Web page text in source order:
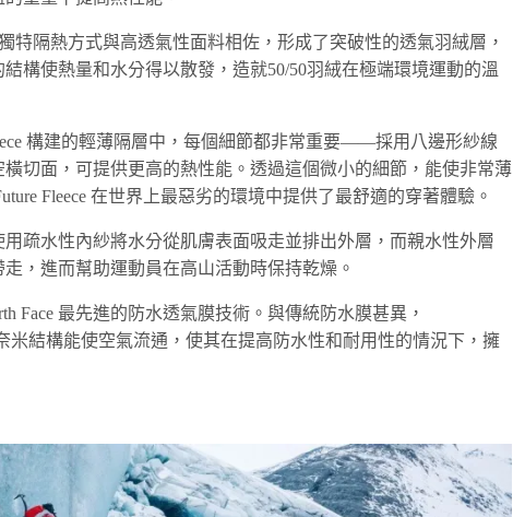
獨特隔熱方式與高透氣性面料相佐，形成了突破性的透氣羽絨層，
構使熱量和水分得以散發，造就50/50羽絨在極端環境運動的溫
構建的輕薄隔層中，每個細節都非常重要——採用八邊形紗線
切面，可提供更高的熱性能。透過這個微小的細節，能使非常薄
Fleece 在世界上最惡劣的環境中提供了最舒適的穿著體驗。
用疏水性內紗將水分從肌膚表面吸走並排出外層，而親水性外層
，進而幫助運動員在高山活動時保持乾燥。
Face 最先進的防水透氣膜技術。與傳統防水膜甚異，
結構能使空氣流通，使其在提高防水性和耐用性的情況下，擁